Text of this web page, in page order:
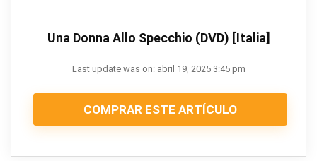
Una Donna Allo Specchio (DVD) [Italia]
Last update was on: abril 19, 2025 3:45 pm
COMPRAR ESTE ARTÍCULO